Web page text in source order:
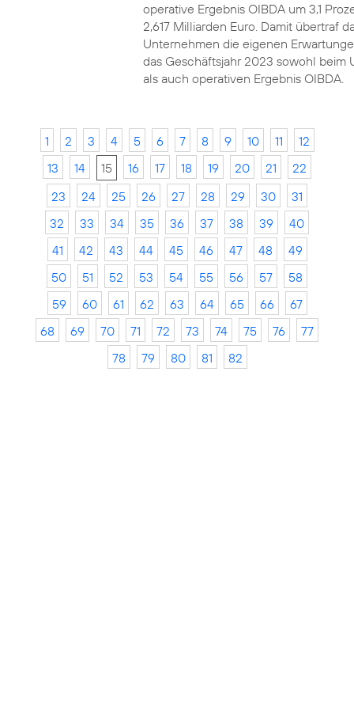
operative Ergebnis OIBDA um 3,1
2,617 Milliarden Euro. Damit übertraf
Unternehmen die eigenen
das Geschäftsjahr 2023 sowohl beim
als auch operativen Ergebnis OIBDA.
1 2 3 4 5 6 7 8 9 10 11
12
13
14 15 16 17 18 19 20 21
22
23
24 25 26 27 28 29 30
31
32
33 34 35 36 37 38 39
40
41
42 43 44 45 46 47 48
49
50
51 52 53 54 55 56 57
58
59
60 61 62 63 64 65 66
67
68
69 70 71 72 73 74 75 76
77
78
79 80 81 82